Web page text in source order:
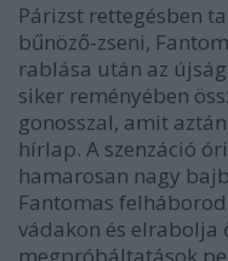
Párizst rettegésben
bűnöző-zseni,
rablása után az
siker reményében
gonosszal, amit
hírlap. A szenzáció
hamarosan nagy
Fantomas
vádakon és elrabolja